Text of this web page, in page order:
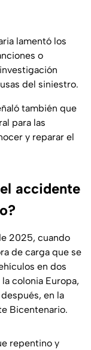
lamentó los
o
del siniestro.
también que
para las
y reparar el
accidente
2025, cuando
de carga que se
en dos
colonia Europa,
en la
Bicentenario.
repentino y